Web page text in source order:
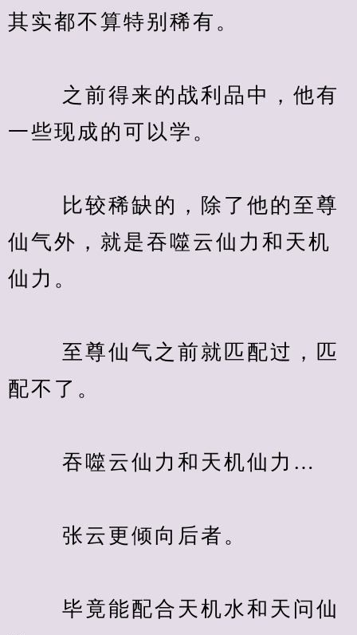
其实都不算特别稀有。
之前得来的战利品中，他有
一些现成的可以学。
比较稀缺的，除了他的至尊
仙气外，就是吞噬云仙力和天机
仙力。
至尊仙气之前就匹配过，匹
配不了。
吞噬云仙力和天机仙力…
张云更倾向后者。
毕竟能配合天机水和天问仙